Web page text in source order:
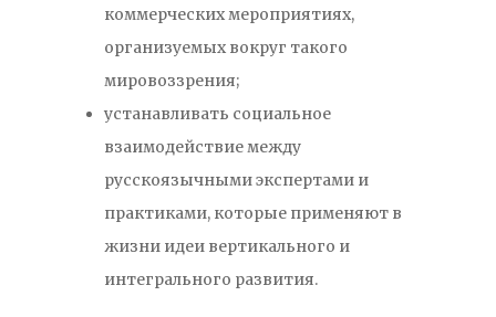
коммерческих мероприятиях,
организуемых вокруг такого
мировоззрения;
устанавливать социальное
взаимодействие между
русскоязычными экспертами и
практиками, которые применяют в
жизни идеи вертикального и
интегрального развития.